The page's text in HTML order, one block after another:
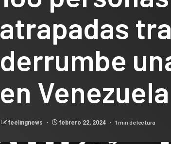
atrapadas
derrumbe
en Venezuela
feelingnews febrero 22, 2024 1 min de lectura